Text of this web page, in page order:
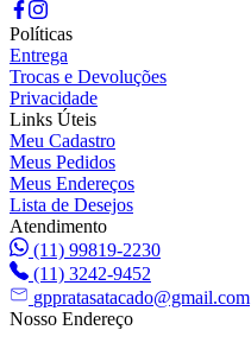
Políticas
Entrega
Trocas e Devoluções
Privacidade
Links Úteis
Meu Cadastro
Meus Pedidos
Meus Endereços
Lista de Desejos
Atendimento
(11) 99819-2230
(11) 3242-9452
gppratasatacado@gmail.com
Nosso Endereço